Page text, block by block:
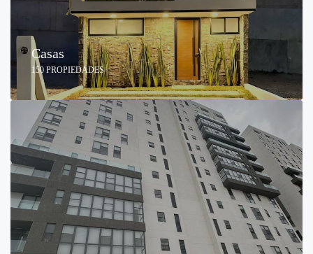
Casas
150 PROPIEDADES